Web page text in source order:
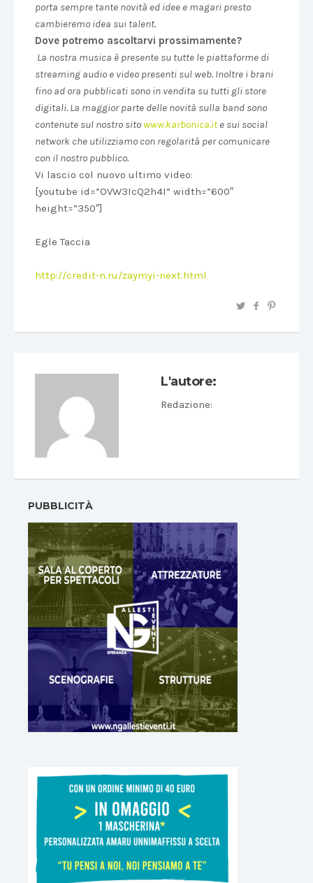
porta sempre tante novità ed idee e magari presto
cambieremo idea sui talent.
Dove potremo ascoltarvi prossimamente?
La nostra musica è presente su tutte le piattaforme di
streaming audio e video presenti sul web. Inoltre i brani
fino ad ora pubblicati sono in vendita su tutti gli store
digitali. La maggior parte delle novità sulla band sono
contenute sul nostro sito www.karbonica.ite sui social
network che utilizziamo con regolarità per comunicare
con il nostro pubblico.
Vi lascio col nuovo ultimo video:
[youtube id=”OVW3IcQ2h4I” width=”600″
height=”350″]
Egle Taccia
http://credit-n.ru/zaymyi-next.html
L'autore:
Redazione:
PUBBLICITÀ